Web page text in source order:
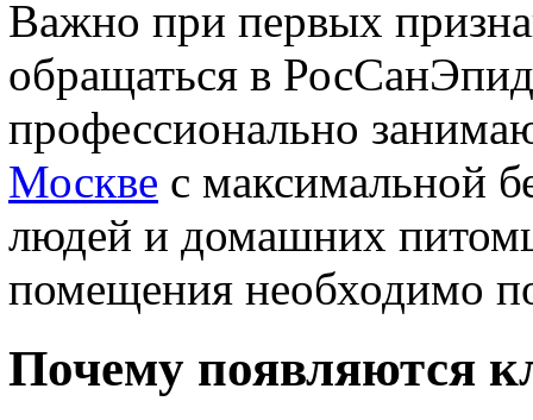
Важно при первых
обращаться в
профессионально
Москве с максимальной
людей и домашних
помещения необходимо
Почему появляются